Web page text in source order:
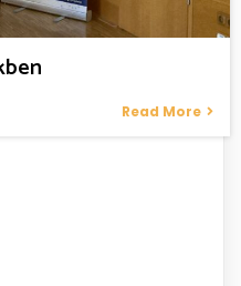
Read More